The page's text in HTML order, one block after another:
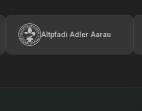
Altpfadi Adler Aarau